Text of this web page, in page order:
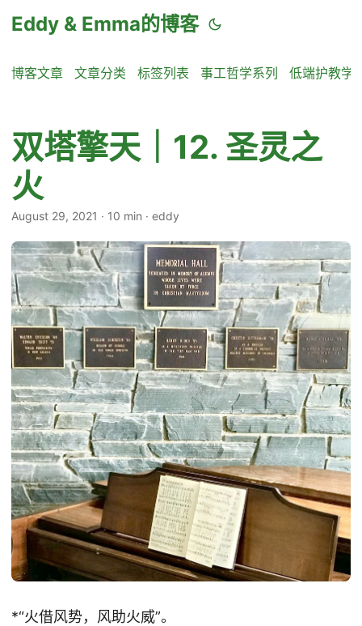
Eddy & Emma的博客
博客文章 文章分类 标签列表 事工哲学系列 低端护教学
双塔擎天｜12. 圣灵之
火
August 29, 2021 · 10 min · eddy
*“火借风势，风助火威”。